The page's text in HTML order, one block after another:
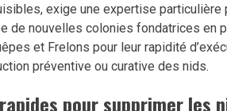
exige une expertise particulière
de nouvelles colonies fondatrices
et Frelons pour leur rapidité
préventive ou curative des nids.
pour supprimer les